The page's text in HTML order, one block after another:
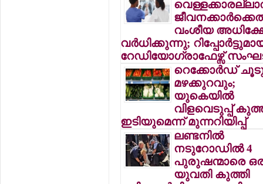
വംശീയ
വര്‍ധിക്കുന്നു;
റേഡിയോഗ്രാഫേഴ്സ്
റെക്കോര്‍ഡ്
മഴക്കുറവും;
യുകെയില്‍
വിളവെടുപ്പ്
ഇടിയുമെന്ന് മുന്നറിയിപ്പ്
ലണ്ടനില്‍
നടുറോഡില്‍ 4
പുരുഷന്മാരെ
യുവതി കുത്തി